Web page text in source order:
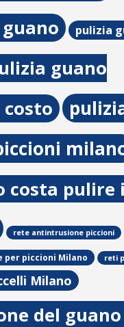
pulizia
guano
costa pulire
rete antintrusione piccioni
per piccioni Milano reti
Milano
del